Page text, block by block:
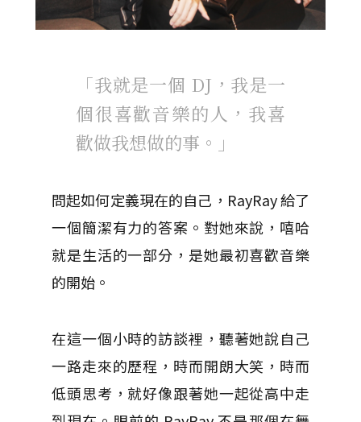
「我就是一個 DJ，我是一
個很喜歡音樂的人，我喜
歡做我想做的事。」
問起如何定義現在的自己，RayRay 給了
一個簡潔有力的答案。對她來說，嘻哈
就是生活的一部分，是她最初喜歡音樂
的開始。
在這一個小時的訪談裡，聽著她說自己
一路走來的歷程，時而開朗大笑，時而
低頭思考，就好像跟著她一起從高中走